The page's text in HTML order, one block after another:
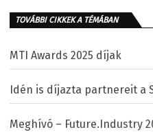
TOVÁBBI CIKKEK A TÉMÁBAN
MTI Awards 2025 díjak
Idén is díjazta partnereit a
Meghívó – Future.Industry